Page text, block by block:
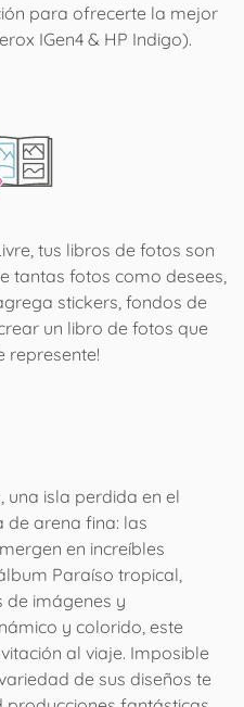
para ofrecerte la mejor
IGen4 & HP Indigo).
tus libros de fotos son
tantas fotos como desees,
stickers, fondos de
un libro de fotos que
represente!
una isla perdida en el
de arena fina: las
en increíbles
Paraíso tropical,
imágenes y
y colorido, este
al viaje. Imposible
de sus diseños te